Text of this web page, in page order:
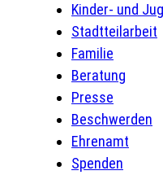
Kinder- und
Stadtteilarbeit
Familie
Beratung
Presse
Beschwerden
Ehrenamt
Spenden